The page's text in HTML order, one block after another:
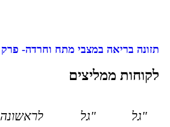
תזונה בריאה במצבי מתח וחרדה- פרק 58 עם שרון בר גיל
לקוחות ממליצים
"גל
"גל
לראשונה